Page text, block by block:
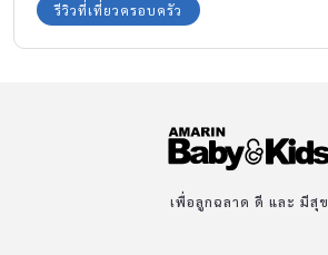
รีวิวที่เที่ยวครอบครัว
เพื่อลูกฉลาด ดี และ มีสุข